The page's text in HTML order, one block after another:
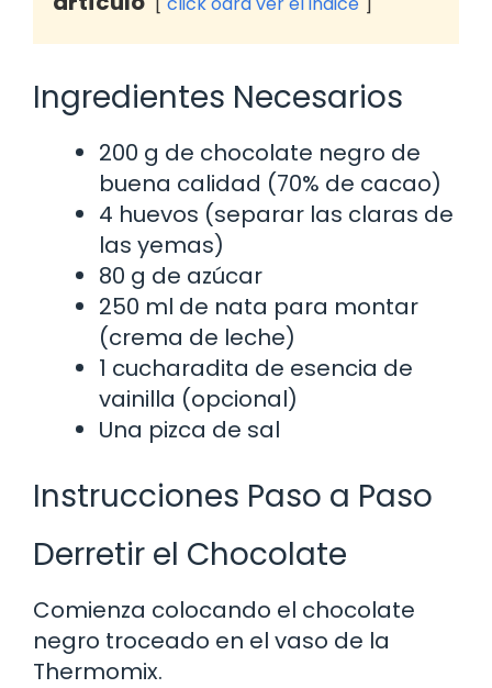
Ingredientes Necesarios
200 g de chocolate negro de
buena calidad (70% de cacao)
4 huevos (separar las claras de
las yemas)
80 g de azúcar
250 ml de nata para montar
(crema de leche)
1 cucharadita de esencia de
vainilla (opcional)
Una pizca de sal
Instrucciones Paso a Paso
Derretir el Chocolate
Comienza colocando el chocolate
negro troceado en el vaso de la
Thermomix.